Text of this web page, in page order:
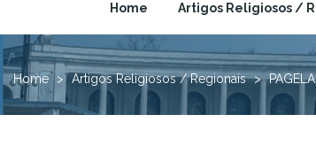
Home Artigos Religiosos /
Home Artigos Religiosos / Regionais